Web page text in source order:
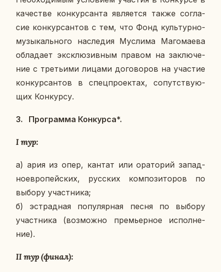
ка­че­стве кон­кур­сан­та яв­ля­ет­ся также со­гла­
сие кон­кур­сан­тов с тем, что Фонд куль­тур­но-
му­зы­каль­но­го на­сле­дия Му­сли­ма Ма­го­ма­е­ва
об­ла­да­ет экс­клю­зив­ным правом на за­клю­че­
ние с тре­тьи­ми лицами до­го­во­ров на уча­стие
кон­кур­сан­тов в спец­про­ек­тах, со­пут­ству­ю­
щих Кон­кур­су.
3. Про­грам­ма Кон­кур­са*.
I тур:
а) ария из опер, кантат или ора­то­рий за­пад­
но­ев­ро­пей­ских, рус­ских ком­по­зи­то­ров по
выбору участ­ни­ка;
б) эст­рад­ная по­пу­ляр­ная песня по выбору
участ­ни­ка (воз­мож­но пре­мьер­ное ис­пол­не­
ние).
II тур (финал):